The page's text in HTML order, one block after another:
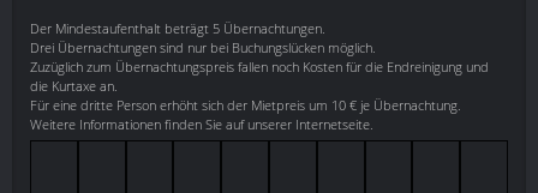
Der Mindestaufenthalt beträgt 5 Übernachtungen.
Drei Übernachtungen sind nur bei Buchungslücken möglich.
Zuzüglich zum Übernachtungspreis fallen noch Kosten für die Endreinigung und
die Kurtaxe an.
Für eine dritte Person erhöht sich der Mietpreis um 10 € je Übernachtung.
Weitere Informationen finden Sie auf unserer Internetseite.